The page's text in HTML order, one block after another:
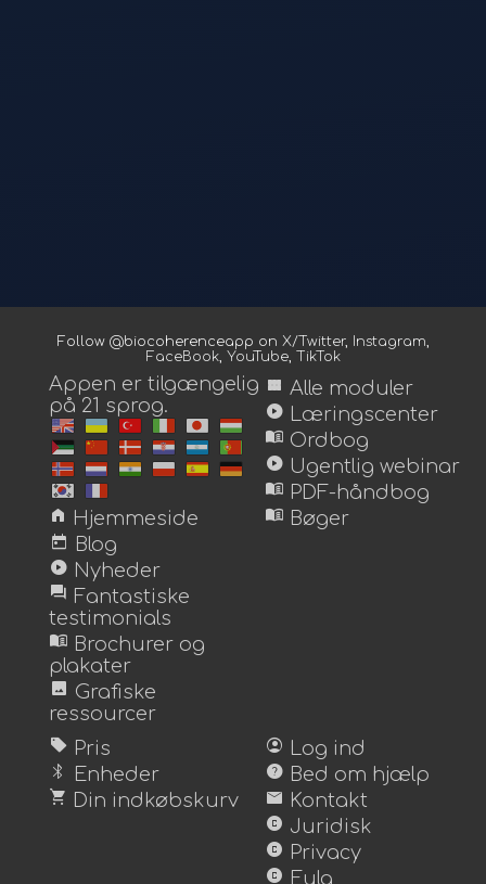
Follow @biocoherenceapp on X/Twitter, Instagram,
FaceBook, YouTube, TikTok
Appen er tilgængelig
på 21 sprog.
home Hjemmeside
today Blog
play_circle Nyheder
forum Fantastiske
testimonials
menu_book Brochurer og
plakater
image Grafiske
ressourcer
view_module Alle moduler
play_circle Læringscenter
menu_book Ordbog
play_circle Ugentlig webinar
menu_book PDF-håndbog
menu_book Bøger
sell Pris
bluetooth Enheder
shopping_cart Din indkøbskurv
account_circle Log ind
help Bed om hjælp
mail Kontakt
copyright Juridisk
copyright Privacy
copyright Eula